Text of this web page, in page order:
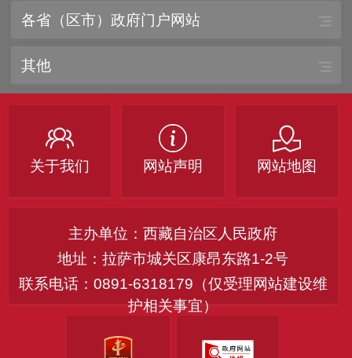
各省（区市）政府门户网站
其他
关于我们 网站声明 网站地图
主办单位：西藏自治区人民政府
地址：拉萨市城关区康昂东路1-2号
联系电话：0891-6318179（仅受理网站建设维
护相关事宜）